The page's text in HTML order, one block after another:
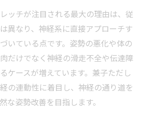
ッチが注目される最大の理由は、従
異なり、神経系に直接アプローチす
いている点です。姿勢の悪化や体の
だけでなく神経の滑走不全や伝達障
ケースが増えています。兼子ただし
の連動性に着目し、神経の通り道を
な姿勢改善を目指します。